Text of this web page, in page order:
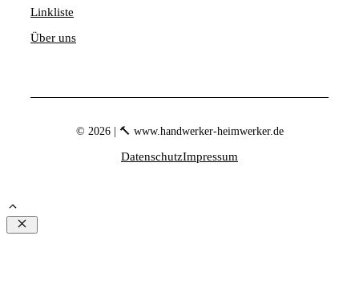
Linkliste
Über uns
© 2026 | 🔨 www.handwerker-heimwerker.de
DatenschutzImpressum
Schließen